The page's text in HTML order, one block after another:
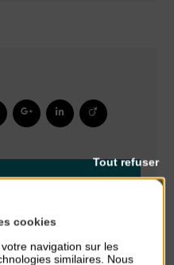
cookies
navigation sur les
similaires. Nous
Tout refuser